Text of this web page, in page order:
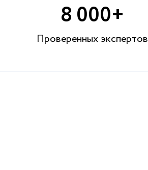
8 000+
Проверенных экспертов